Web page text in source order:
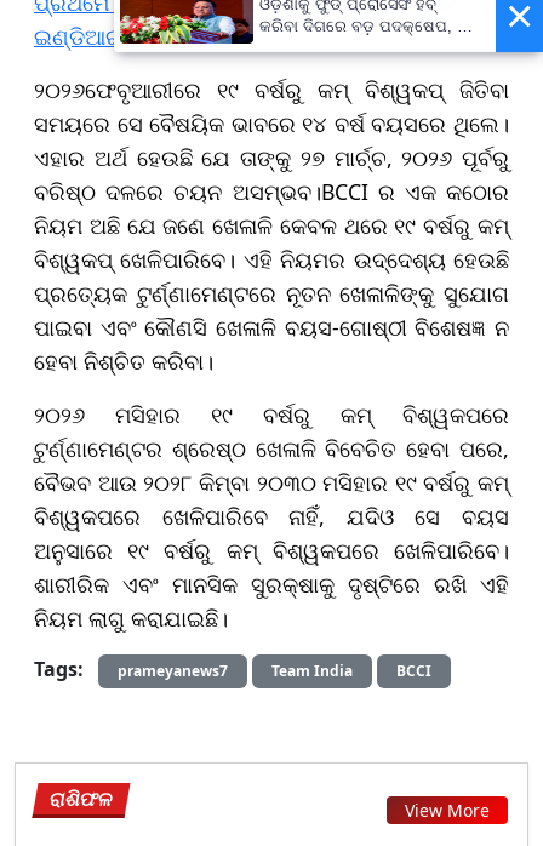
ଇଣ୍ଡିଆର ବଢିଲା ଟେନ୍‌ସନ୍
୨୦୨୬ଫେବୃଆରୀରେ ୧୯ ବର୍ଷରୁ କମ୍ ବିଶ୍ୱକପ୍ ଜିତିବା
ସମୟରେ ସେ ବୈଷୟିକ ଭାବରେ ୧୪ ବର୍ଷ ବୟସରେ ଥିଲେ।
ଏହାର ଅର୍ଥ ହେଉଛି ଯେ ତାଙ୍କୁ ୨୭ ମାର୍ଚ୍ଚ, ୨୦୨୬ ପୂର୍ବରୁ
ବରିଷ୍ଠ ଦଳରେ ଚୟନ ଅସମ୍ଭବ।BCCI ର ଏକ କଠୋର
ନିୟମ ଅଛି ଯେ ଜଣେ ଖେଳାଳି କେବଳ ଥରେ ୧୯ ବର୍ଷରୁ କମ୍
ବିଶ୍ୱକପ୍ ଖେଳିପାରିବେ। ଏହି ନିୟମର ଉଦ୍ଦେଶ୍ୟ ହେଉଛି
ପ୍ରତ୍ୟେକ ଟୁର୍ଣ୍ଣାମେଣ୍ଟରେ ନୂତନ ଖେଳାଳିଙ୍କୁ ସୁଯୋଗ
ପାଇବା ଏବଂ କୌଣସି ଖେଳାଳି ବୟସ-ଗୋଷ୍ଠୀ ବିଶେଷଜ୍ଞ ନ
ହେବା ନିଶ୍ଚିତ କରିବା।
୨୦୨୬ ମସିହାର ୧୯ ବର୍ଷରୁ କମ୍ ବିଶ୍ୱକପରେ
ଟୁର୍ଣ୍ଣାମେଣ୍ଟର ଶ୍ରେଷ୍ଠ ଖେଳାଳି ବିବେଚିତ ହେବା ପରେ,
ବୈଭବ ଆଉ ୨୦୨୮ କିମ୍ବା ୨୦୩୦ ମସିହାର ୧୯ ବର୍ଷରୁ କମ୍
ବିଶ୍ୱକପରେ ଖେଳିପାରିବେ ନାହିଁ, ଯଦିଓ ସେ ବୟସ
ଅନୁସାରେ ୧୯ ବର୍ଷରୁ କମ୍ ବିଶ୍ୱକପରେ ଖେଳିପାରିବେ।
ଶାରୀରିକ ଏବଂ ମାନସିକ ସୁରକ୍ଷାକୁ ଦୃଷ୍ଟିରେ ରଖି ଏହି
ନିୟମ ଲାଗୁ କରାଯାଇଛି।
Tags: prameyanews7 Team India BCCI
ରାଶିଫଳ View More
×
ଓଡ଼ିଶାକୁ ଫୁଡ୍ ପ୍ରୋସେସିଂ ହବ୍
କରିବା ଦିଗରେ ବଡ଼ ପଦକ୍ଷେପ, ୪୨
ହଜାରରୁ ଅଧିକ ନିଯୁକ୍ତି ସୁଯୋଗ